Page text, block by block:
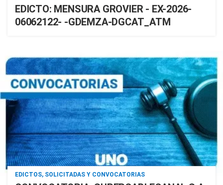
EDICTO: MENSURA GROVIER - EX-2026-
06062122- -GDEMZA-DGCAT_ATM
EDICTOS, SOLICITADAS Y CONVOCATORIAS